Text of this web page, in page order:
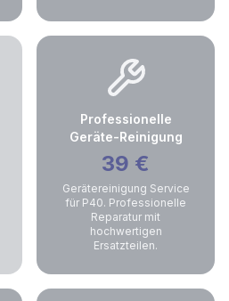
Professionelle
Geräte-Reinigung
39 €
Gerätereinigung Service
für P40. Professionelle
Reparatur mit
hochwertigen
Ersatzteilen.